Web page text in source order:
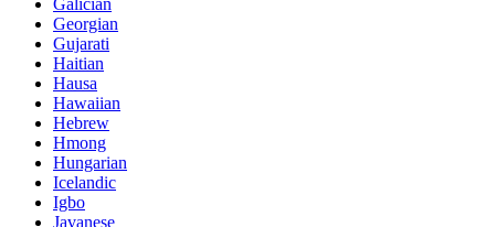
Galician
Georgian
Gujarati
Haitian
Hausa
Hawaiian
Hebrew
Hmong
Hungarian
Icelandic
Igbo
Javanese